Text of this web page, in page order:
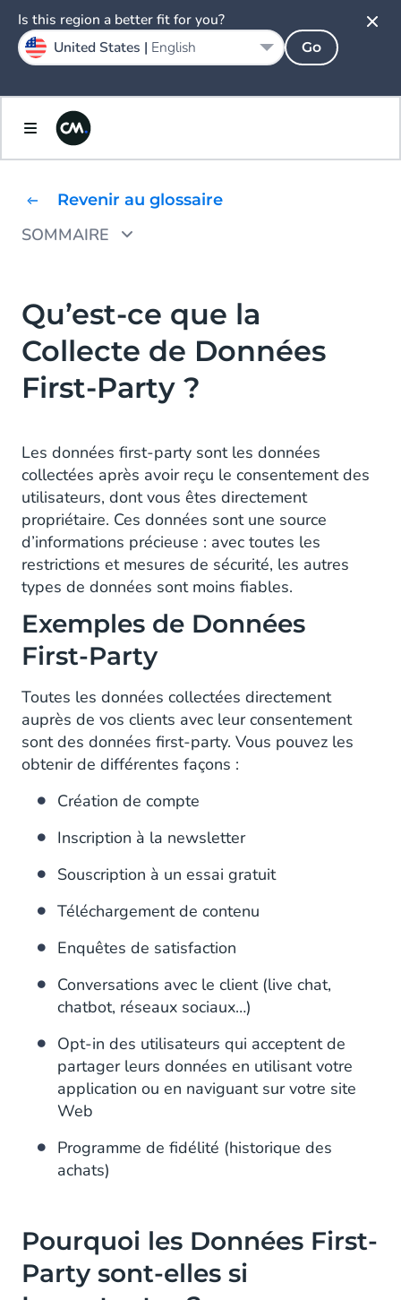
Revenir au glossaire
SOMMAIRE
Pourquoi les Données First-Party sont-elles
si Importantes ?
Pourquoi les Données First-Party sont-elles
plus Précises que les Données Third-Party ?
Comment Collecter des Données First-Party
?
Qu’est-ce que la
Collecte de Données
First-Party ?
Les données first-party sont les données
collectées après avoir reçu le consentement des
utilisateurs, dont vous êtes directement
propriétaire. Ces données sont une source
d’informations précieuse : avec toutes les
restrictions et mesures de sécurité, les autres
types de données sont moins fiables.
Exemples de Données
First-Party
Toutes les données collectées directement
auprès de vos clients avec leur consentement
sont des données first-party. Vous pouvez les
obtenir de différentes façons :
Création de compte
Inscription à la newsletter
Souscription à un essai gratuit
Téléchargement de contenu
Enquêtes de satisfaction
Conversations avec le client (live chat,
chatbot, réseaux sociaux…)
Opt-in des utilisateurs qui acceptent de
partager leurs données en utilisant votre
application ou en naviguant sur votre site
Web
Programme de fidélité (historique des
achats)
Pourquoi les Données First-
Party sont-elles si
Is this region a better fit for you?
United States | English Go